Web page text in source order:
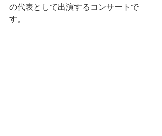
の代表として出演するコンサートで
す。